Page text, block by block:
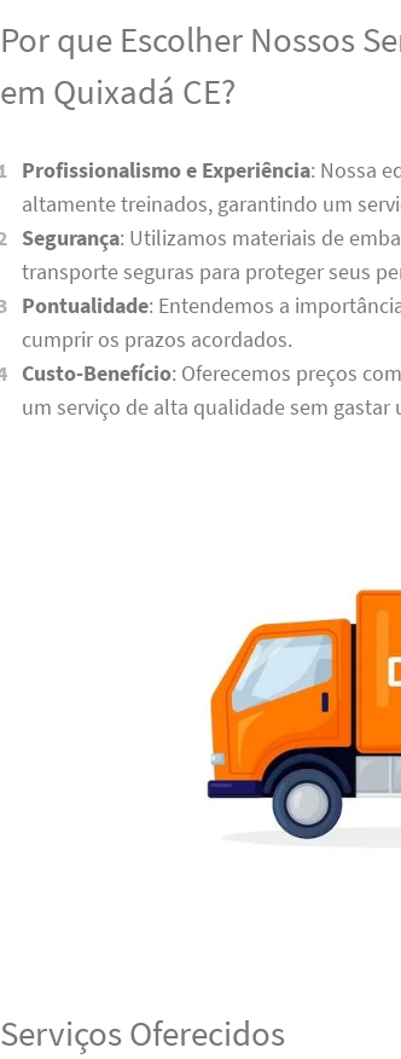
Por que Escolher Nossos
em Quixadá CE?
Profissionalismo e Experiência: Nossa
altamente treinados, garantindo um
Segurança: Utilizamos materiais de
transporte seguras para proteger seus
Pontualidade: Entendemos a
cumprir os prazos acordados.
Custo-Benefício: Oferecemos preços
um serviço de alta qualidade sem gastar
Serviços Oferecidos